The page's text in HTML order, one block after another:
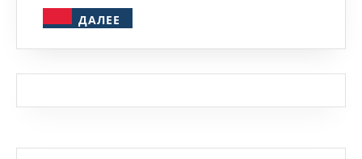
ДАЛЕЕ